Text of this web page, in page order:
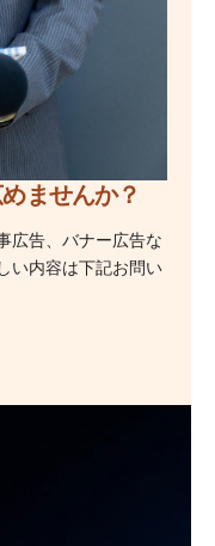
ませんか？
広告、バナー広告な
い内容は下記お問い